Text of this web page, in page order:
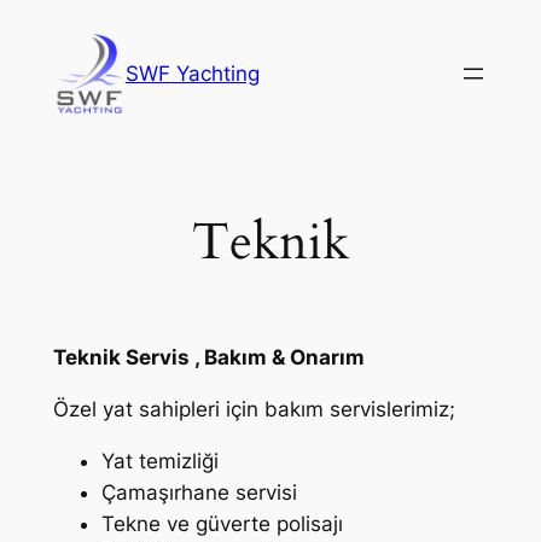
SWF Yachting
Teknik
Teknik Servis , Bakım & Onarım
Özel yat sahipleri için bakım servislerimiz;
Yat temizliği
Çamaşırhane servisi
Tekne ve güverte polisajı